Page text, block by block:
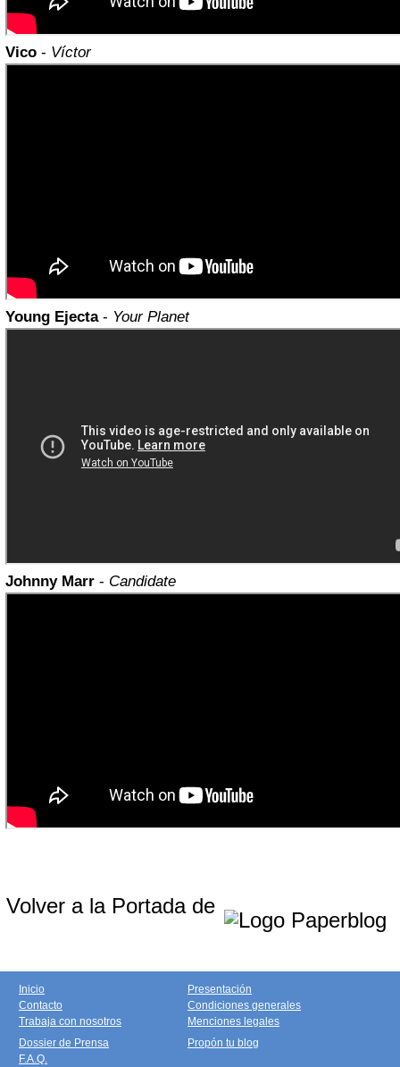
Vico - Víctor
Young Ejecta- Your Planet
Johnny Marr - Candidate
Volver a la Portada de
Inicio
Contacto
Trabaja con nosotros
Presentación
Condiciones generales
Menciones legales
Dossier de Prensa
F.A.Q.
Propón tu blog